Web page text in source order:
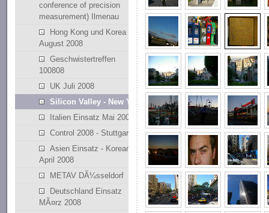
conference of precision
measurement) Ilmenau
Hong Kong und Korea
August 2008
Geschwistertreffen
100808
UK Juli 2008
Silicon Valley - New York
Italien Einsatz Mai 2008
Control 2008 - Stuttgart
Asien Einsatz - Korean
April 2008
METAV DÃ¼sseldorf
Deutschland Einsatz
MÃ¤rz 2008